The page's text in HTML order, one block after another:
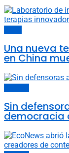
Una nueva
en China
Sin
democracia